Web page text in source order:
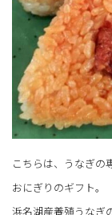
こちらは、うなぎの
おにぎりのギフト。
浜名湖産養殖うなぎ